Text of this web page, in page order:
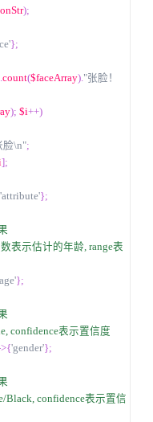
);
};
.count($faceArray)."张脸！
); $i++)
脸\n";
];
'attribute'};
表示估计的年龄, range表
};
confidence表示置信度
'gender'};
Black, confidence表示置信